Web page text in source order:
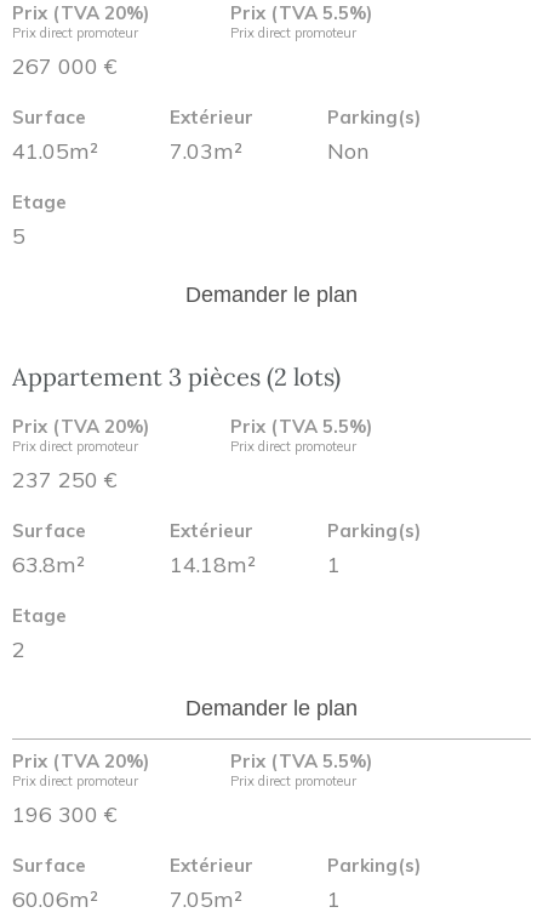
Prix (TVA 20%)
Prix direct promoteur
267 000 €
Prix (TVA 5.5%)
Prix direct promoteur
Surface
41.05m²
Extérieur
7.03m²
Parking(s)
Non
Etage
5
Demander le plan
Appartement 3 pièces (2 lots)
Prix (TVA 20%)
Prix direct promoteur
237 250 €
Prix (TVA 5.5%)
Prix direct promoteur
Surface
63.8m²
Extérieur
14.18m²
Parking(s)
1
Etage
2
Demander le plan
Prix (TVA 20%)
Prix direct promoteur
196 300 €
Prix (TVA 5.5%)
Prix direct promoteur
Surface
60.06m²
Extérieur
7.05m²
Parking(s)
1